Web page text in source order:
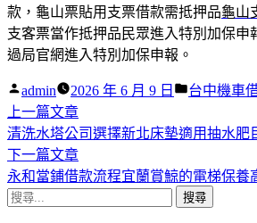
款，龜山票貼用支票借款需抵押品龜山
支客票當作抵押品民眾進入特別加保申
過局官網進入特別加保申報。
作
者:
admin 2026 年 6 月 9 日
分
台中機車
文
章
導
覽
上一篇文章下
一
篇
文
清洗水塔公司選擇新北床墊適用抽水肥
下一篇文章下
一
永和當鋪借款流程宜蘭賞鯨的電梯保養
搜